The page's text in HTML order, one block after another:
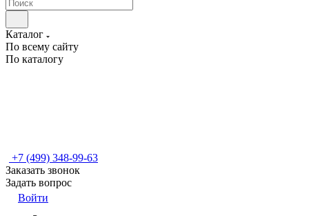
Каталог
По всему сайту
По каталогу
+7 (499) 348-99-63
Заказать звонок
Задать вопрос
Войти